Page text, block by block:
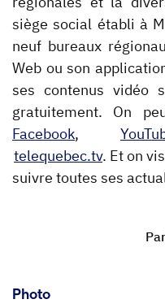
siège social établi à
neuf bureaux
Web ou son
ses contenus vidéo
gratuitement. On
Facebook,
telequebec.tv. Et on
suivre toutes ses
Photo